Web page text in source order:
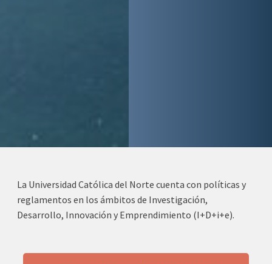
La Universidad Católica del Norte cuenta con políticas y
reglamentos en los ámbitos de Investigación,
Desarrollo, Innovación y Emprendimiento (I+D+i+e).